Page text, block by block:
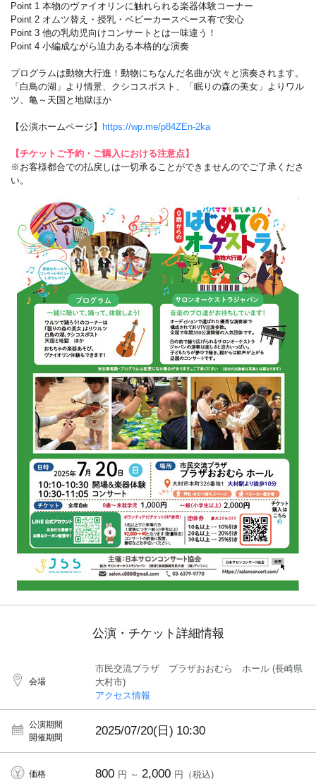
Point 1 本物のヴァイオリンに触れられる楽器体験コーナー
Point 2 オムツ替え・授乳・ベビーカースペース有で安心
Point 3 他の乳幼児向けコンサートとは一味違う！
Point 4 小編成ながら迫力ある本格的な演奏
プログラムは動物大行進！動物にちなんだ名曲が次々と演奏されます。
「白鳥の湖」より情景、クシコスポスト、「眠りの森の美女」よりワル
ツ、亀～天国と地獄ほか
【公演ホームページ】 https://wp.me/p84ZEn-2ka
【チケットご予約・ご購入における注意点】
※お客様都合での払戻しは一切承ることができませんのでご了承くださ
い。
公演・チケット詳細情報
会場
市民交流プラザ プラザおおむら ホール (長崎県
大村市)
アクセス情報
公演期間
開催期間
2025/07/20(日) 10:30
価格 800 円 ～ 2,000 円（税込)